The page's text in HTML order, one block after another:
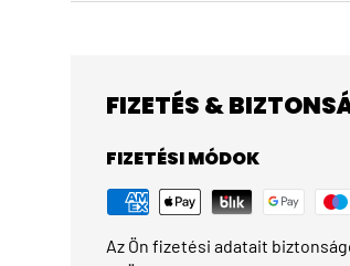
FIZETÉS &
FIZETÉSI MÓDOK
Az Ön fizetési adatait